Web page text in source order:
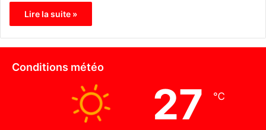
Lire la suite »
Conditions météo
27 ℃